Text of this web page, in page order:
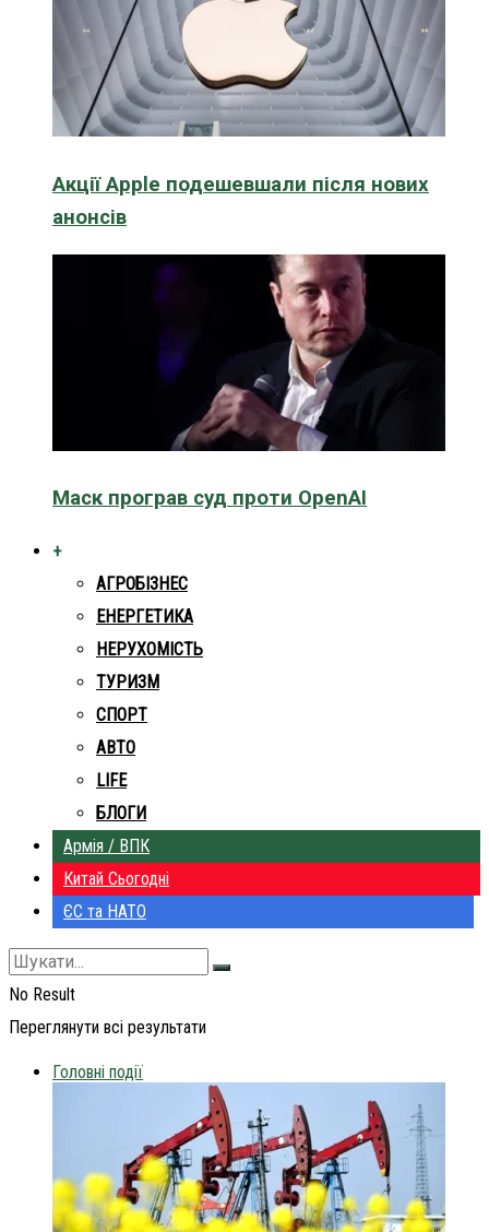
Акції Apple подешевшали після нових
анонсів
Маск програв суд проти OpenAI
+
АГРОБІЗНЕС
ЕНЕРГЕТИКА
НЕРУХОМІСТЬ
ТУРИЗМ
СПОРТ
АВТО
LIFE
БЛОГИ
Армія / ВПК
Китай Сьогодні
ЄС та НАТО
No Result
Переглянути всі результати
Головні події